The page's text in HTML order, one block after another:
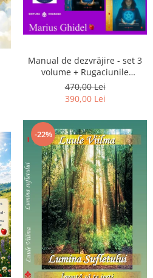
Manual de dezvrăjire - set 3
volume + Rugaciunile
Luceafarului de Dimineata -
Gratuit)
470,00 Lei
390,00 Lei
-22%